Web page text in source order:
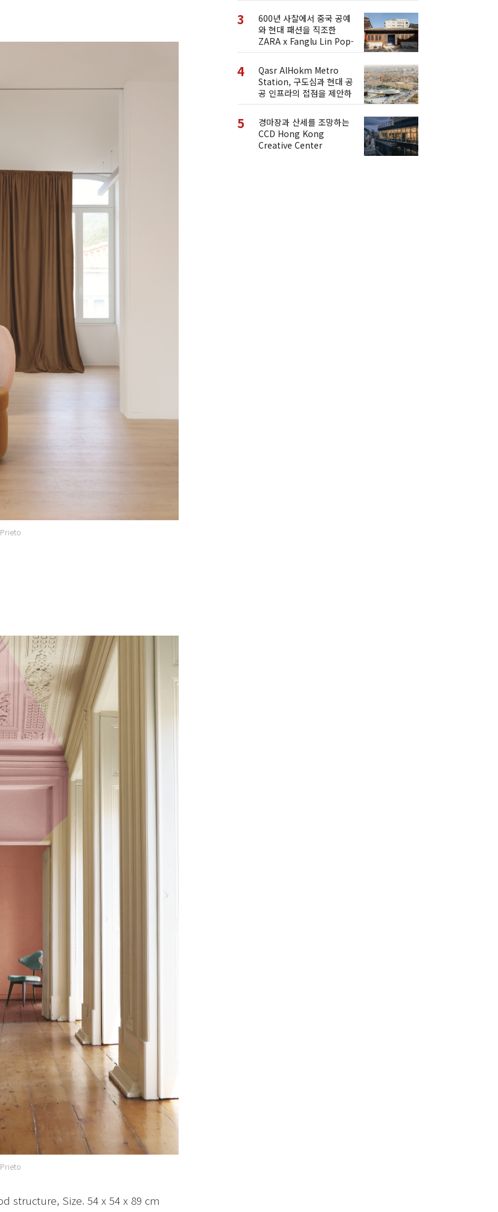
structure, Size. 54 x 54 x 89 cm
3
600년 사찰에서 중국 공예
와 현대 패션을 직조한
ZARA x Fanglu Lin Pop-
Up
4
Qasr AlHokm Metro
Station, 구도심과 현대 공
공 인프라의 접점을 제안하
다
5
경마장과 산세를 조망하는
CCD Hong Kong
Creative Center